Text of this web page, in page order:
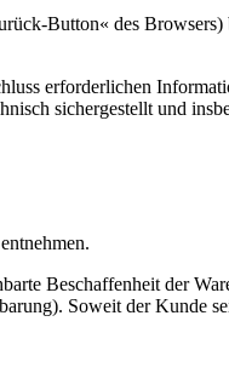
Button« des
erforderlichen
sichergestellt und
Beschaffenheit der
Soweit der Kunde